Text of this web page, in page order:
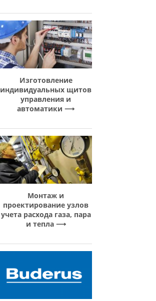
Изготовление
индивидуальных щитов
управления и
автоматики
Монтаж и
проектирование узлов
учета расхода газа, пара
и тепла